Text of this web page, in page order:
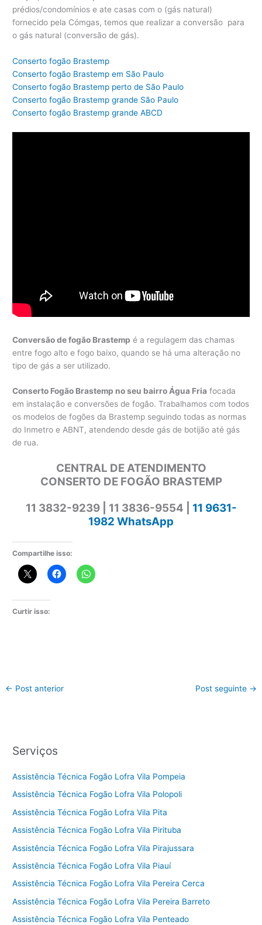
prédios/condomínios e ate casas com o (gás natural)
fornecido pela Cómgas, temos que realizar a conversão para
o gás natural (conversão de gás).
Conserto fogão Brastemp
Conserto fogão Brastemp em São Paulo
Conserto fogão Brastemp perto de São Paulo
Conserto fogão Brastemp grande São Paulo
Conserto fogão Brastemp grande ABCD
Conversão de fogão Brastemp é a regulagem das chamas
entre fogo alto e fogo baixo, quando se há uma alteração no
tipo de gás a ser utilizado.
Conserto Fogão Brastemp no seu bairro Água Fria focada
em instalação e conversões de fogão. Trabalhamos com todos
os modelos de fogões da Brastemp seguindo todas as normas
do Inmetro e ABNT, atendendo desde gás de botijão até gás
de rua.
CENTRAL DE ATENDIMENTO
CONSERTO DE FOGÃO BRASTEMP
11 3832-9239 | 11 3836-9554 | 11 9631-
1982 WhatsApp
Compartilhe isso:
Curtir isso:
← Post anterior Post seguinte →
Serviços
Assistência Técnica Fogão Lofra Vila Pompeia
Assistência Técnica Fogão Lofra Vila Polopoli
Assistência Técnica Fogão Lofra Vila Pita
Assistência Técnica Fogão Lofra Vila Pirituba
Assistência Técnica Fogão Lofra Vila Pirajussara
Assistência Técnica Fogão Lofra Vila Piauí
Assistência Técnica Fogão Lofra Vila Pereira Cerca
Assistência Técnica Fogão Lofra Vila Pereira Barreto
Assistência Técnica Fogão Lofra Vila Penteado